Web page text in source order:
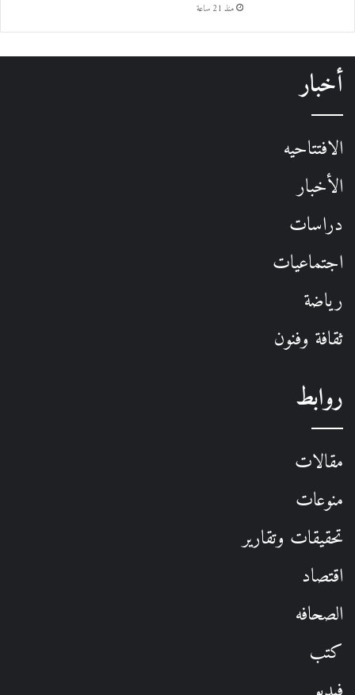
منذ 21 ساعة
أخبار
الافتتاحيه
الأخبار
دراسات
اجتماعيات
رياضة
ثقافة وفنون
روابط
مقالات
منوعات
تحقيقات وتقارير
اقتصاد
الصحافه
كتب